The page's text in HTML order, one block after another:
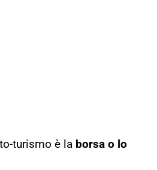
turismo è la borsa o lo